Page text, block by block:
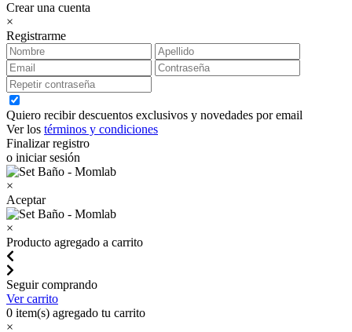
Crear una cuenta
×
Registrarme
Quiero recibir descuentos exclusivos y novedades por email
Ver los términos y condiciones
Finalizar registro
o iniciar sesión
×
Aceptar
×
Producto agregado a carrito
Seguir comprando
Ver carrito
0 item(s) agregado tu carrito
×